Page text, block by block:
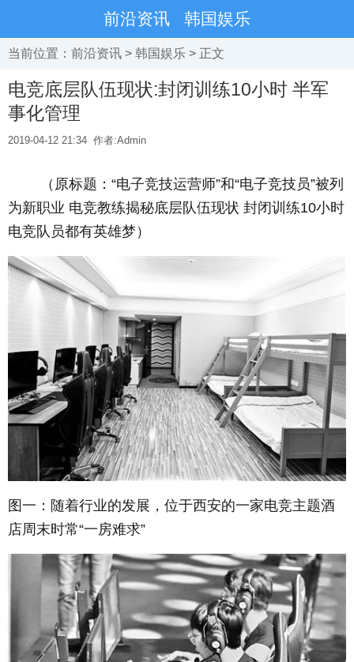
前沿资讯 韩国娱乐
当前位置： 前沿资讯 > 韩国娱乐 > 正文
电竞底层队伍现状:封闭训练10小时 半军
事化管理
2019-04-12 21:34 作者:Admin
（原标题：“电子竞技运营师”和“电子竞技员”被列
为新职业 电竞教练揭秘底层队伍现状 封闭训练10小时
电竞队员都有英雄梦）
图一：随着行业的发展，位于西安的一家电竞主题酒
店周末时常“一房难求”